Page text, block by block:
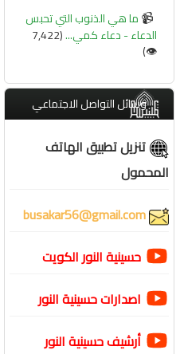
📹ما هي الذنوب التي تحبس
الدعاء - دعاء كمي... (7,422
👁️)
وسائل التواصل الاجتماعي
تنزيل تطبيق الهاتف
المحمول
حسينية النور الكويت
اصدارات حسينية النور
أرشيف حسينية النور